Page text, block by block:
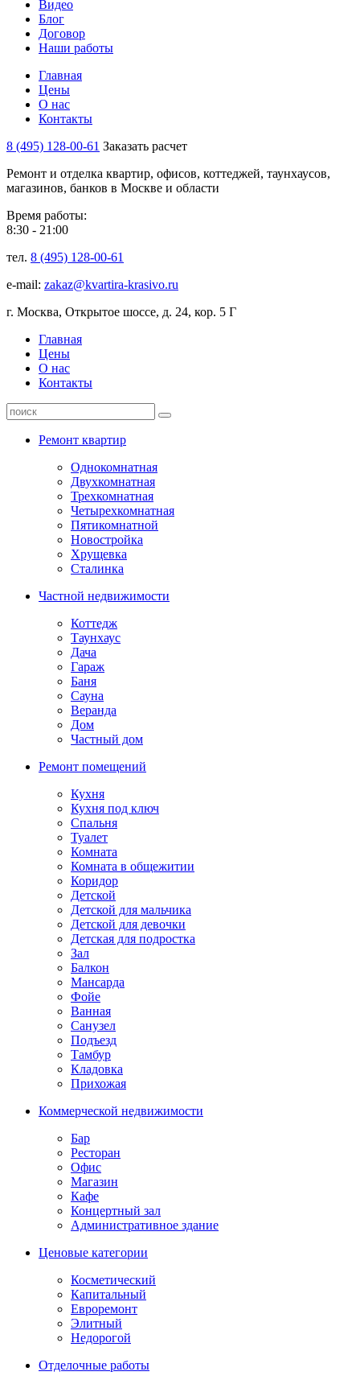
Видео
Блог
Договор
Наши работы
Главная
Цены
О нас
Контакты
8 (495) 128-00-61 Заказать расчет
Ремонт и отделка квартир, офисов, коттеджей, таунхаусов,
магазинов, банков в Москве и области
Время работы:
8:30 - 21:00
тел. 8 (495) 128-00-61
e-mail: zakaz@kvartira-krasivo.ru
г. Москва, Открытое шоссе, д. 24, кор. 5 Г
Главная
Цены
О нас
Контакты
Ремонт квартир
Однокомнатная
Двухкомнатная
Трехкомнатная
Четырехкомнатная
Пятикомнатной
Новостройка
Хрущевка
Сталинка
Частной недвижимости
Коттедж
Таунхаус
Дача
Гараж
Баня
Сауна
Веранда
Дом
Частный дом
Ремонт помещений
Кухня
Кухня под ключ
Спальня
Туалет
Комната
Комната в общежитии
Коридор
Детской
Детской для мальчика
Детской для девочки
Детская для подростка
Зал
Балкон
Мансарда
Фойе
Ванная
Санузел
Подъезд
Тамбур
Кладовка
Прихожая
Коммерческой недвижимости
Бар
Ресторан
Офис
Магазин
Кафе
Концертный зал
Административное здание
Ценовые категории
Косметический
Капитальный
Евроремонт
Элитный
Недорогой
Отделочные работы